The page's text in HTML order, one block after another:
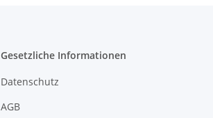
Gesetzliche Informationen
Datenschutz
AGB